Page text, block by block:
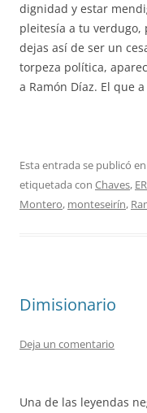
dignidad y estar
pleitesía a tu verdugo,
dejas así de ser un
torpeza política,
a Ramón Díaz. El que
Esta entrada se publicó en
etiquetada con Chaves,
Montero, monteseirín,
Dimisionario
Deja un comentario
Una de las leyendas